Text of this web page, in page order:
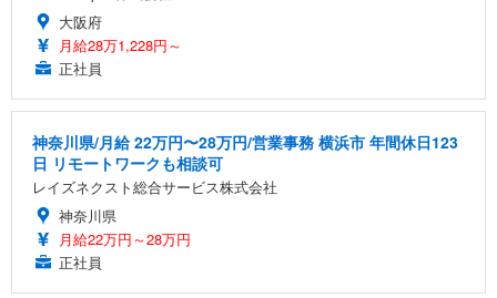
大阪府
月給28万1,228円～
正社員
神奈川県/月給 22万円〜28万円/営業事務 横浜市 年間休日123
日 リモートワークも相談可
レイズネクスト総合サービス株式会社
神奈川県
月給22万円～28万円
正社員